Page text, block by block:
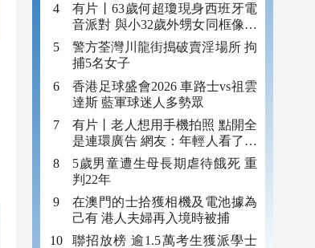
有片丨63歲何超瓊現身西班牙電
音派對 與小32歲外甥女同框像姐
妹
警方荃灣川龍街搗破賣淫場所 拘
捕5名女子
香港足球盛會2026 車路士vs祖雲
達斯 藍軍球迷人多勢眾
有片丨老人想用手機拍照 點開全
是連環廣告 網友：年輕人看了都
迷糊 何況老年人
5歲男童遭生母長期虐待餓死 重
判22年
在澳門的士拾獲相機及電池據為
己有 港人夫婦再入境時被捕
聯招放榜 逾1.5萬考生獲派學士